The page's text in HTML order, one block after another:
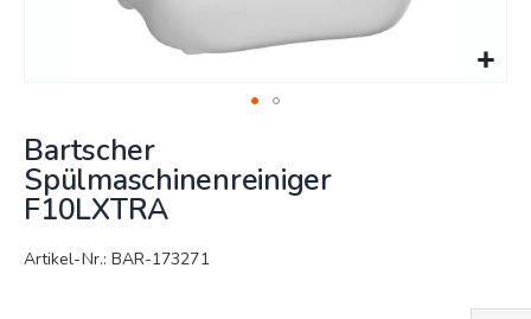
zum
Anfang
der
Bildergalerie
Bartscher
Spülmaschinenreiniger
F10LXTRA
Artikel-Nr.: BAR-173271